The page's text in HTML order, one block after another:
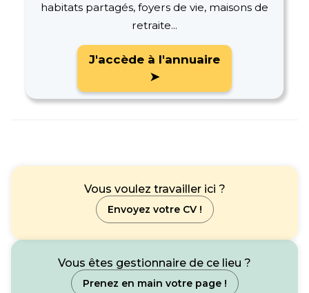
habitats partagés, foyers de vie, maisons de
retraite...
J'accède à l'annuaire
➤
Vous voulez travailler ici ?
Envoyez votre CV !
Vous êtes gestionnaire de ce lieu ?
Prenez en main votre page !